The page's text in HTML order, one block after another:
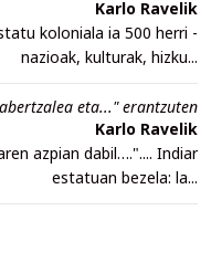
Karlo Ravelik
koloniala ia 500 herri -
nazioak, kulturak, hizku...
eta..." erantzuten
Karlo Ravelik
azpian dabil….".... Indiar
estatuan bezela: la...